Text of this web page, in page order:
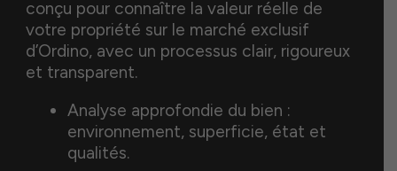
conçu pour connaître la valeur réelle de
votre propriété sur le marché exclusif
d’Ordino, avec un processus clair, rigoureux
et transparent.
Analyse approfondie du bien :
environnement, superficie, état et
qualités.